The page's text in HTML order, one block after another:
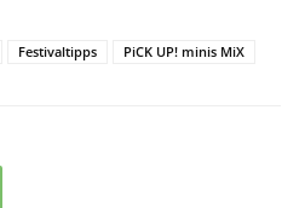
Festivaltipps PiCK UP! minis MiX